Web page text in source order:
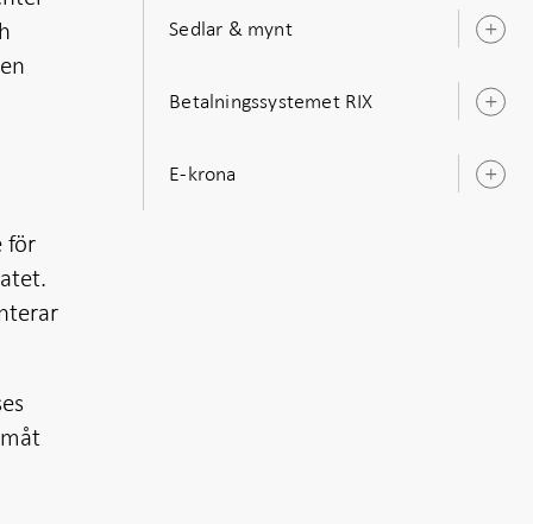
för
Sedlar & mynt
Betalningssystemet RIX
E-krona